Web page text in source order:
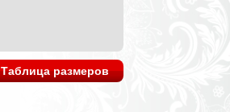
Таблица размеров